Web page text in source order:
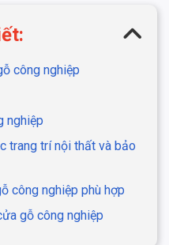
công nghiệp
nghiệp
trang trí nội thất và bảo
công nghiệp phù hợp
gỗ công nghiệp